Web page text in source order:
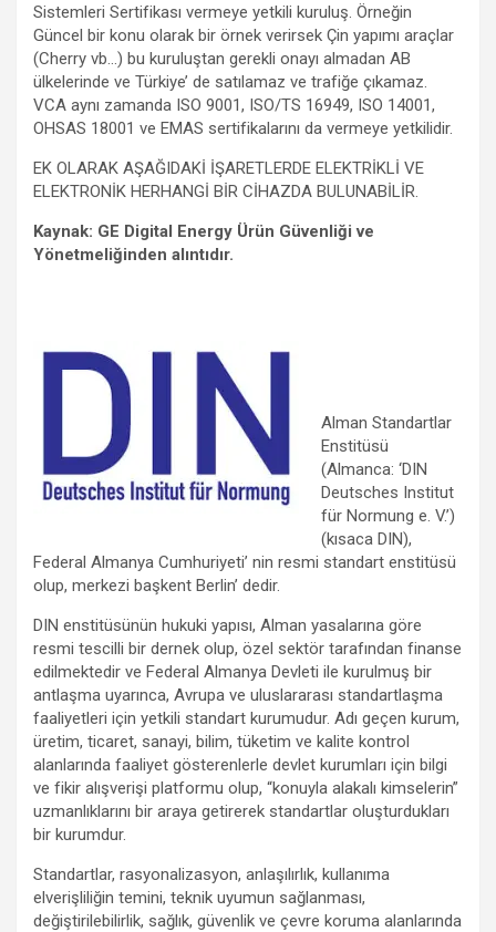
Sistemleri Sertifikası vermeye yetkili kuruluş. Örneğin
Güncel bir konu olarak bir örnek verirsek Çin yapımı araçlar
(Cherry vb…) bu kuruluştan gerekli onayı almadan AB
ülkelerinde ve Türkiye’ de satılamaz ve trafiğe çıkamaz.
VCA aynı zamanda ISO 9001, ISO/TS 16949, ISO 14001,
OHSAS 18001 ve EMAS sertifikalarını da vermeye yetkilidir.
EK OLARAK AŞAĞIDAKİ İŞARETLERDE ELEKTRİKLİ VE
ELEKTRONİK HERHANGİ BİR CİHAZDA BULUNABİLİR.
Kaynak: GE Digital Energy Ürün Güvenliği ve
Yönetmeliğinden alıntıdır.
Alman Standartlar
Enstitüsü
(Almanca: ‘DIN
Deutsches Institut
für Normung e. V.’)
(kısaca DIN),
Federal Almanya Cumhuriyeti’ nin resmi standart enstitüsü
olup, merkezi başkent Berlin’ dedir.
DIN enstitüsünün hukuki yapısı, Alman yasalarına göre
resmi tescilli bir dernek olup, özel sektör tarafından finanse
edilmektedir ve Federal Almanya Devleti ile kurulmuş bir
antlaşma uyarınca, Avrupa ve uluslararası standartlaşma
faaliyetleri için yetkili standart kurumudur. Adı geçen kurum,
üretim, ticaret, sanayi, bilim, tüketim ve kalite kontrol
alanlarında faaliyet gösterenlerle devlet kurumları için bilgi
ve fikir alışverişi platformu olup, “konuyla alakalı kimselerin”
uzmanlıklarını bir araya getirerek standartlar oluşturdukları
bir kurumdur.
Standartlar, rasyonalizasyon, anlaşılırlık, kullanıma
elverişliliğin temini, teknik uyumun sağlanması,
değiştirilebilirlik, sağlık, güvenlik ve çevre koruma alanlarında